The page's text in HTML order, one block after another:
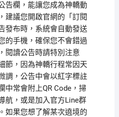
告欄，能讓您成為神轎動
建議您開啟官網的「訂閱
發布時，系統會自動發送
的手機，確保您不會錯過
閱讀公告時請特別注意
節，因為神轎行程常因天
調，公告中會以紅字標註
中常會附上QR Code，掃
航，或是加入官方Line群
如果您想了解某次遶境的